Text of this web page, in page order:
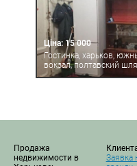
Ціна: 15 000
Гостинка, харьков,
вокзал, полтавский
Продажа
недвижимости в
Заявка